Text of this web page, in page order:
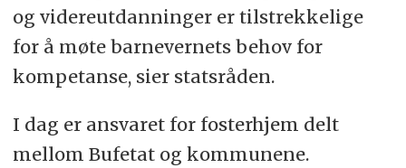
og videreutdanninger er tilstrekkelige
for å møte barnevernets behov for
kompetanse, sier statsråden.
I dag er ansvaret for fosterhjem delt
mellom Bufetat og kommunene.